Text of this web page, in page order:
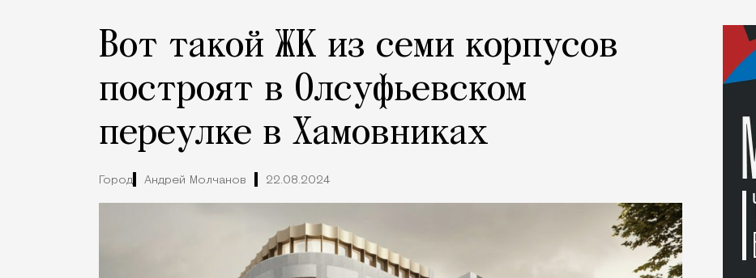
Вот такой ЖК из семи корпусов
построят в Олсуфьевском
переулке в Хамовниках
Город Андрей Молчанов 22.08.2024